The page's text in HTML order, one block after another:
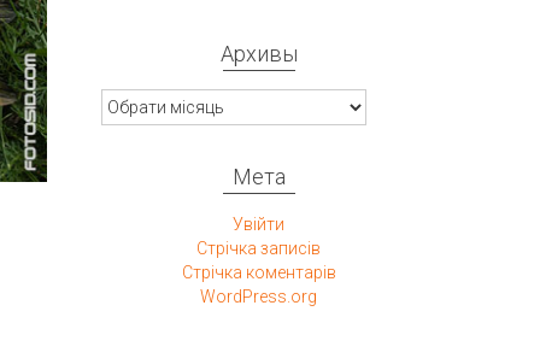
Архивы
Архивы
Мета
Увійти
Стрічка записів
Стрічка коментарів
WordPress.org